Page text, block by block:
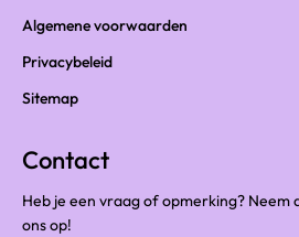
Algemene voorwaarden
Privacybeleid
Sitemap
Contact
Heb je een vraag of opmerking? Neem
ons op!